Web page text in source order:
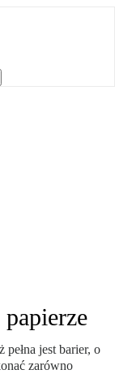
jest barier, o
zarówno